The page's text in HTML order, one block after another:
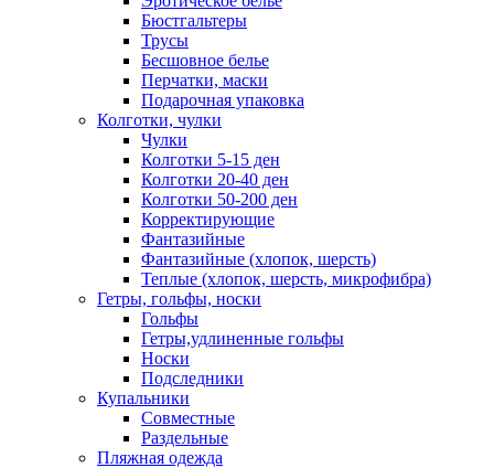
Бюстгальтеры
Трусы
Бесшовное белье
Перчатки, маски
Подарочная упаковка
Колготки, чулки
Чулки
Колготки 5-15 ден
Колготки 20-40 ден
Колготки 50-200 ден
Корректирующие
Фантазийные
Фантазийные (хлопок, шерсть)
Теплые (хлопок, шерсть, микрофибра)
Гетры, гольфы, носки
Гольфы
Гетры,удлиненные гольфы
Носки
Подследники
Купальники
Совместные
Раздельные
Пляжная одежда